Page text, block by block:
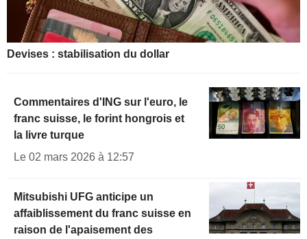
Devises : stabilisation du dollar
Commentaires d'ING sur l'euro, le
franc suisse, le forint hongrois et
la livre turque
Le 02 mars 2026 à 12:57
Mitsubishi UFG anticipe un
affaiblissement du franc suisse en
raison de l'apaisement des